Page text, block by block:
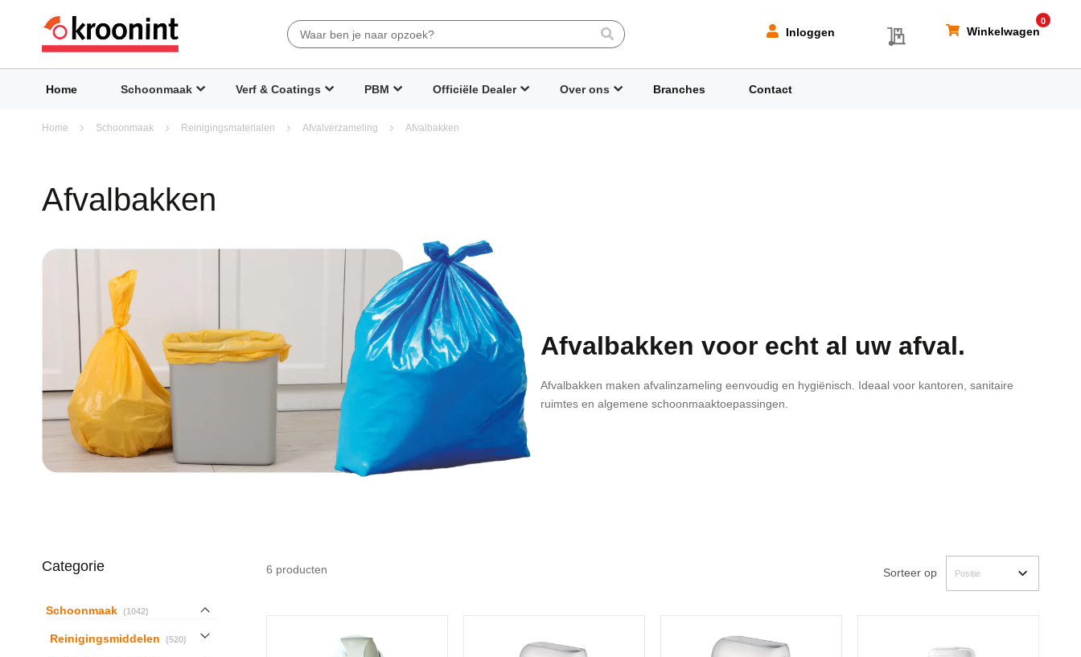
Winkelwagen
0
My Quote
Inloggen
Search
Home Schoonmaak Verf & Coatings PBM Officiële Dealer Over ons Branches Contact
Home Schoonmaak Reinigingsmaterialen Afvalverzameling Afvalbakken
Afvalbakken
Afvalbakken voor echt al uw afval.
Afvalbakken maken afvalinzameling eenvoudig en hygiënisch. Ideaal voor kantoren, sanitaire
ruimtes en algemene schoonmaaktoepassingen.
6 producten Sorteer op
Categorie
Schoonmaak 1042producten
Reinigingsmiddelen 520producten